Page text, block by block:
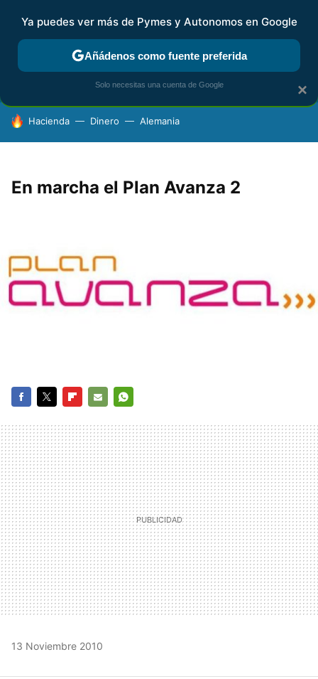
FISCALIDAD Y CONTABILIDAD KIT DIGITAL RENTA
HOY SE HABLA DE
Hacienda Dinero Alemania
En marcha el Plan Avanza 2
MAIL
13 Noviembre 2010
×
Ya puedes ver más de Pymes y Autonomos en Google
Añádenos como fuente preferida
Solo necesitas una cuenta de Google